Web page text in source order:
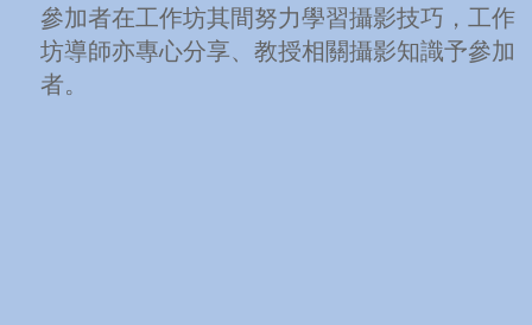
參加者在工作坊其間努力學習攝影技巧，工作
坊導師亦專心分享、教授相關攝影知識予參加
者。